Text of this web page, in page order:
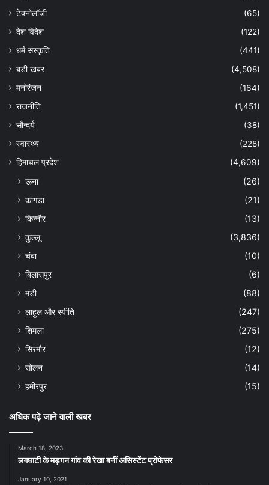
टेक्नोलॉजी
(65)
देश विदेश
(122)
धर्म संस्कृति
(441)
बड़ी खबर
(4,508)
मनोरंजन
(164)
राजनीति
(1,451)
सौन्दर्य
(38)
स्वास्थ्य
(228)
हिमाचल प्रदेश
(4,609)
ऊना
(26)
कांगड़ा
(21)
किन्नौर
(13)
कुल्लू
(3,836)
चंबा
(10)
बिलासपुर
(6)
मंडी
(88)
लाहुल और स्पीति
(247)
शिमला
(275)
सिरमौर
(12)
सोलन
(14)
हमीरपुर
(15)
अधिक पढ़े जाने वाली खबर
March 18, 2023
लगघाटी के मड़गन गांव की रेखा बनीं असिस्टेंट प्रोफेसर
January 10, 2021